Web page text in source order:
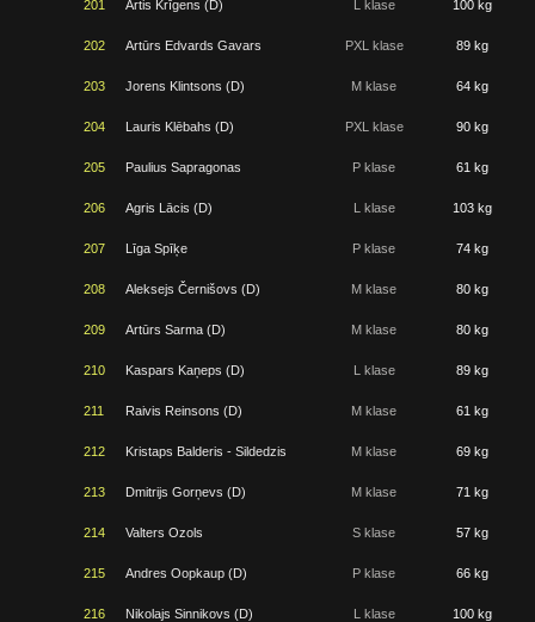
201 Artis Krīgens (D) L klase 100 kg
202 Artūrs Edvards Gavars PXL klase 89 kg
203 Jorens Klintsons (D) M klase 64 kg
204 Lauris Klēbahs (D) PXL klase 90 kg
205 Paulius Sapragonas P klase 61 kg
206 Agris Lācis (D) L klase 103 kg
207 Līga Spīķe P klase 74 kg
208 Aleksejs Černišovs (D) M klase 80 kg
209 Artūrs Sarma (D) M klase 80 kg
210 Kaspars Kaņeps (D) L klase 89 kg
211 Raivis Reinsons (D) M klase 61 kg
212 Kristaps Balderis - Sildedzis M klase 69 kg
213 Dmitrijs Gorņevs (D) M klase 71 kg
214 Valters Ozols S klase 57 kg
215 Andres Oopkaup (D) P klase 66 kg
216 Nikolajs Sinnikovs (D) L klase 100 kg